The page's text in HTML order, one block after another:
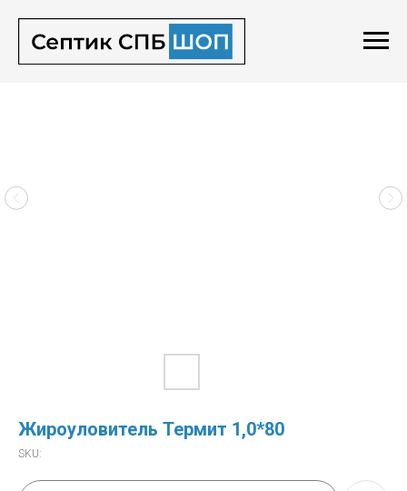
Жироуловитель Термит 1,0*80
SKU: